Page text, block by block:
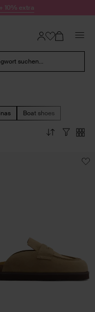
10% extra
suchen...
Boat shoes